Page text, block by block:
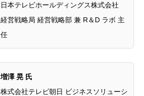
日本テレビホールディングス株式会社
経営戦略局 経営戦略部 兼 R＆D ラボ 主
任
増澤 晃 氏
株式会社テレビ朝日 ビジネスソリューシ